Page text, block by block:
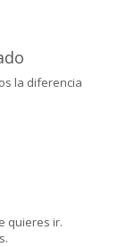
la diferencia
quieres ir.